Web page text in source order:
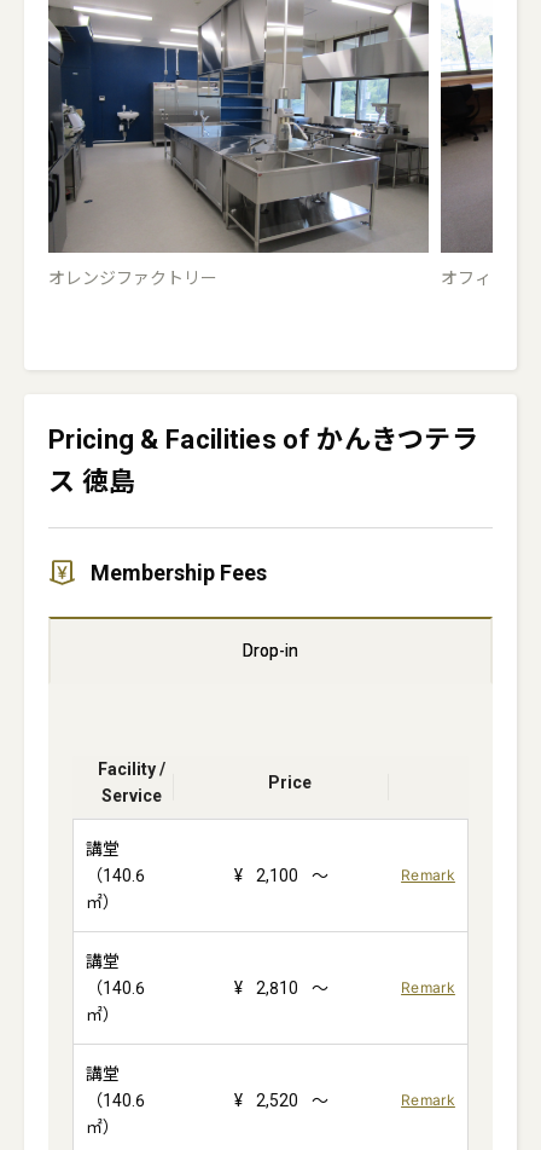
オレンジファクトリー オフィスか
Pricing & Facilities of かんきつテラ
ス 徳島
Membership Fees
Drop-in
Facility /
Service
Price
講堂
（140.6
㎡）
¥ 2,100 ～ Remark
講堂
（140.6
㎡）
¥ 2,810 ～ Remark
講堂
（140.6
㎡）
¥ 2,520 ～ Remark